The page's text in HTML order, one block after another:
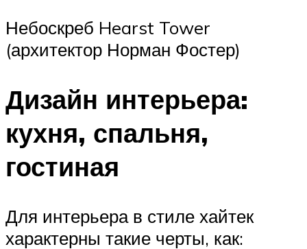
Небоскреб Hearst Tower
(архитектор Норман Фостер)
Дизайн интерьера:
кухня, спальня,
гостиная
Для интерьера в стиле хайтек
характерны такие черты, как: